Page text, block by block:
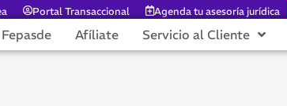
Portal Transaccional Agenda tu asesoría jurídica
Fepasde Afíliate Servicio al Cliente